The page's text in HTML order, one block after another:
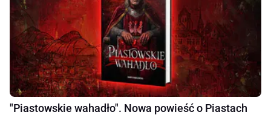
"Piastowskie wahadło". Nowa powieść o Piastach